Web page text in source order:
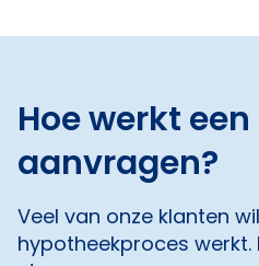
Hoe werkt
aanvragen?
Veel van onze klanten
hypotheekproces werkt.